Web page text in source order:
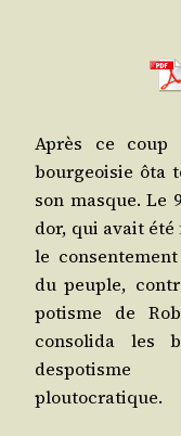
Après ce coup
bour­geoi­sie ôta
son masque. Le
dor, qui avait été
le
du peuple,
po­tisme de
conso­li­da les
des­po­tisme
ploutocratique.